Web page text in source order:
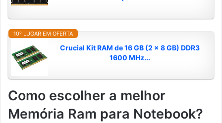
10º LUGAR EM OFERTA
Crucial Kit RAM de 16 GB (2 x 8 GB) DDR3
1600 MHz...
Como escolher a melhor
Memória Ram para Notebook?